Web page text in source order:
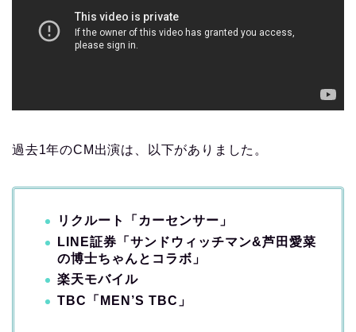
過去1年のCM出演は、以下がありました。
リクルート「カーセンサー」
LINE証券「サンドウィッチマン&芦田愛菜
の博士ちゃんとコラボ」
楽天モバイル
TBC「MEN’S TBC」